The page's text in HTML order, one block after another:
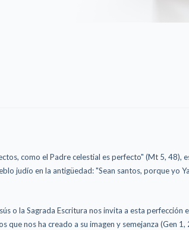
como el Padre celestial es perfecto" (Mt 5, 48),
judío en la antigüedad: "Sean santos, porque yo
o la Sagrada Escritura nos invita a esta perfección
que nos ha creado a su imagen y semejanza (Gen